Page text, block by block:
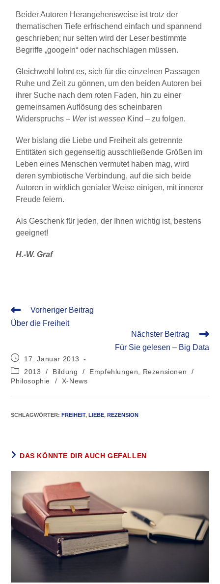
Beider Autoren Herangehensweise ist trotz der
thematischen Tiefe erfrischend einfach und spannend
geschrieben; nur selten wird der Leser bestimmte
Begriffe „googeln“ oder nachschlagen müssen.
Gleichwohl lohnt es, sich für die einzelnen Passagen
Ruhe und Zeit zu gönnen, um den beiden Autoren bei
ihrer Suche nach dem roten Faden, hin zu einer
gemeinsamen Auflösung des scheinbaren
Widerspruchs – Weristwessen Kind – zu folgen.
Wer bislang die Liebe und Freiheit als getrennte
Entitäten sich gegenseitig ausschließende Größen im
Leben eines Menschen vermutet haben mag, wird
deren symbiotische Verbindung, auf die sich beide
Autoren in wirklich genialer Weise einigen, mit innerer
Freude feiern.
Als Geschenk für jeden, der Ihnen wichtig ist, bestens
geeignet!
H.-W. Graf
Vorheriger Beitrag
Über die Freiheit
Nächster Beitrag
Für Sie gelesen – Big Data
17. Januar 2013
2013
/ Bildung / Empfehlungen, Rezensionen
/
Philosophie
/ X-News
SCHLAGWÖRTER:FREIHEIT, LIEBE, REZENSION
DAS KÖNNTE DIR AUCH GEFALLEN